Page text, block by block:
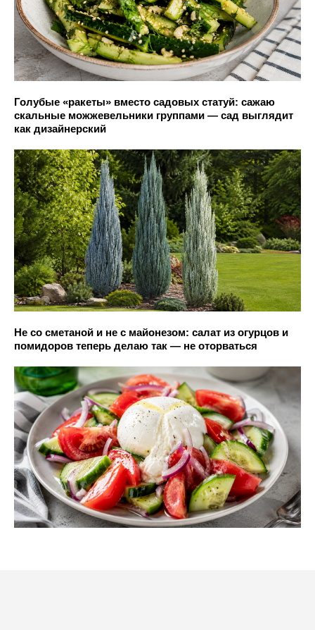
Голубые «ракеты» вместо садовых статуй: сажаю
скальные можжевельники группами — сад выглядит
как дизайнерский
Не со сметаной и не с майонезом: салат из огурцов и
помидоров теперь делаю так — не оторваться